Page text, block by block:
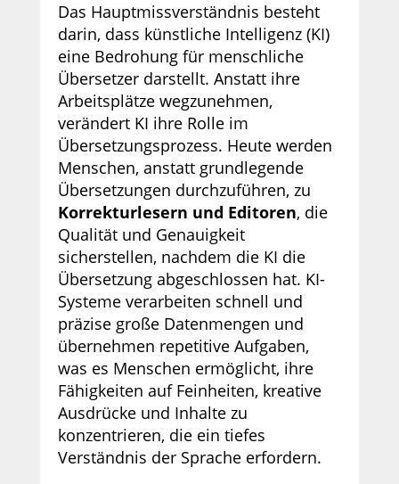
Das Hauptmissverständnis besteht
darin, dass künstliche Intelligenz (KI)
eine Bedrohung für menschliche
Übersetzer darstellt. Anstatt ihre
Arbeitsplätze wegzunehmen,
verändert KI ihre Rolle im
Übersetzungsprozess. Heute werden
Menschen, anstatt grundlegende
Übersetzungen durchzuführen, zu
Korrekturlesern und Editoren, die
Qualität und Genauigkeit
sicherstellen, nachdem die KI die
Übersetzung abgeschlossen hat. KI-
Systeme verarbeiten schnell und
präzise große Datenmengen und
übernehmen repetitive Aufgaben,
was es Menschen ermöglicht, ihre
Fähigkeiten auf Feinheiten, kreative
Ausdrücke und Inhalte zu
konzentrieren, die ein tiefes
Verständnis der Sprache erfordern.